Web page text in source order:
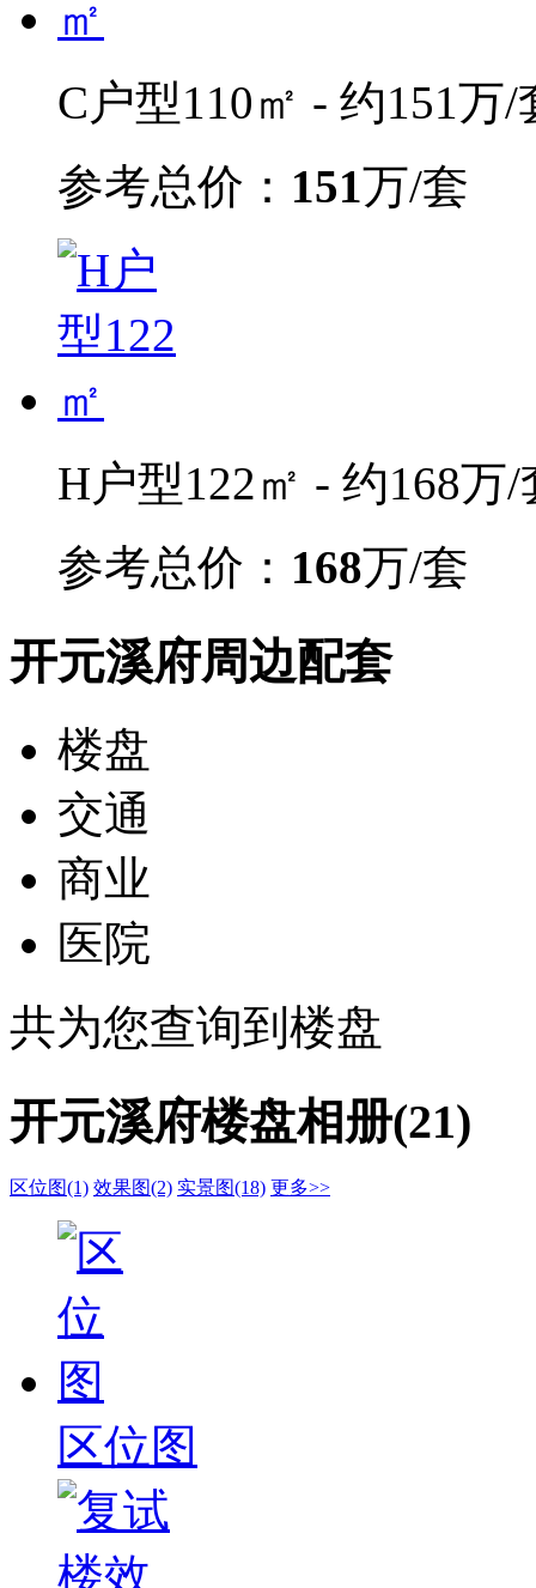
C户型110㎡ - 约151万/
参考总价： 151万/套
H户型122㎡ - 约168万/
参考总价： 168万/套
开元溪府周边配套
楼盘
交通
商业
医院
共为您查询到 楼盘
开元溪府楼盘相册(21)
区位图(1) 效果图(2) 实景图(18) 更多>>
区位图